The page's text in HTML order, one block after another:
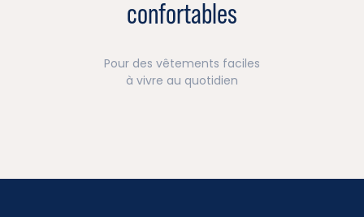
confortables
Pour des vêtements faciles
à vivre au quotidien